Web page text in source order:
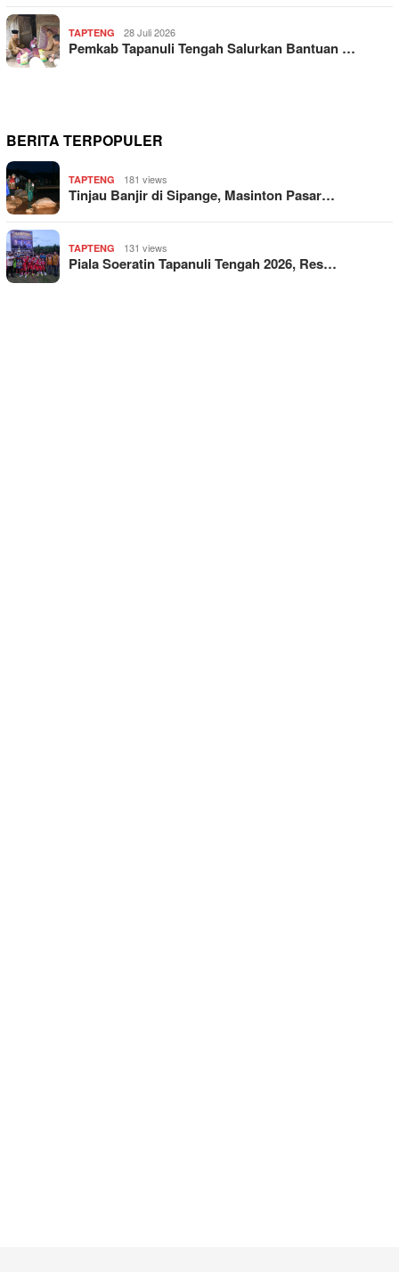
TAPTENG 28 Juli 2026
Pemkab Tapanuli Tengah Salurkan Bantuan …
BERITA TERPOPULER
TAPTENG 181 views
Tinjau Banjir di Sipange, Masinton Pasar…
TAPTENG 131 views
Piala Soeratin Tapanuli Tengah 2026, Res…